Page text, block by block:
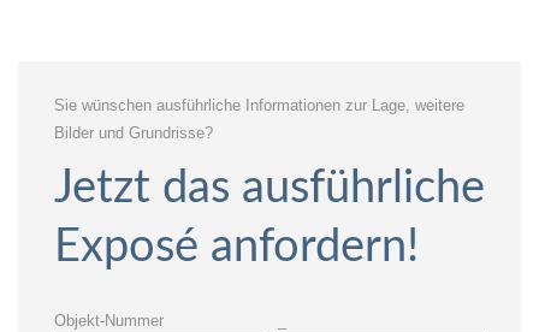
Sie wünschen ausführliche Informationen zur Lage, weitere
Bilder und Grundrisse?
Jetzt das ausführliche
Exposé anfordern!
Objekt-Nummer